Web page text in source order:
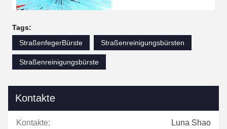
Tags:
StraßenfegerBürste
Straßenreinigungsbürsten
Straßenreinigungsbürste
Kontakte
Kontakte: Luna Shao